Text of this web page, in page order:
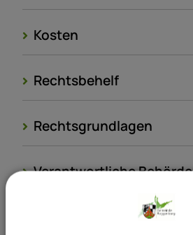
Kosten
Rechtsbehelf
Rechtsgrundlagen
Verantwortliche Behörde